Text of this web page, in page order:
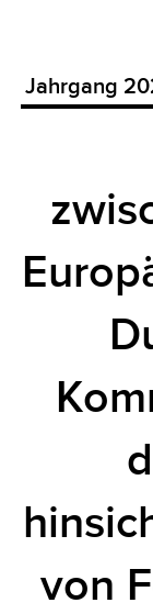
Jahrgang
von